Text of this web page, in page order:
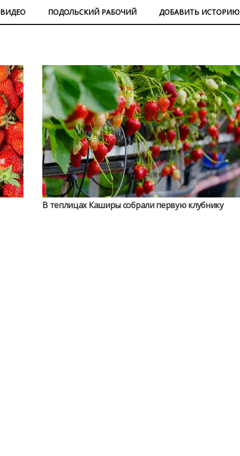
ВИДЕО ПОДОЛЬСКИЙ РАБОЧИЙ ДОБАВИТЬ ИСТОРИЮ
В теплицах Каширы собрали первую клубнику